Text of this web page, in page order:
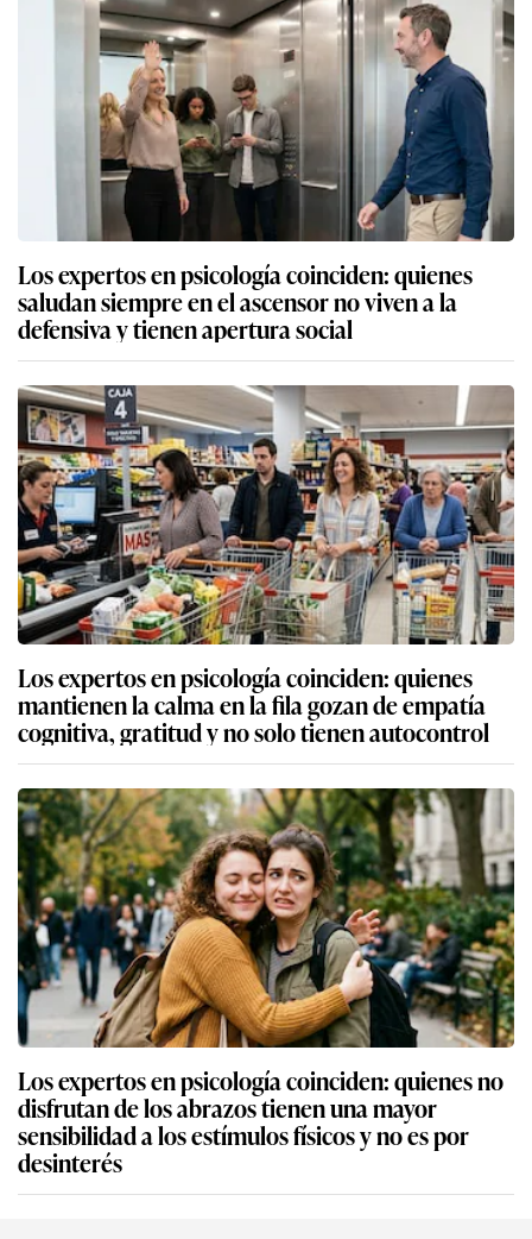
Los expertos en psicología coinciden: quienes
saludan siempre en el ascensor no viven a la
defensiva y tienen apertura social
Los expertos en psicología coinciden: quienes
mantienen la calma en la fila gozan de empatía
cognitiva, gratitud y no solo tienen autocontrol
Los expertos en psicología coinciden: quienes no
disfrutan de los abrazos tienen una mayor
sensibilidad a los estímulos físicos y no es por
desinterés